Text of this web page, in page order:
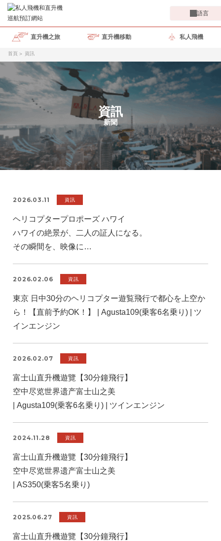
語言
直升機之旅 直升機移動 私人飛機
首頁 資訊
資訊
新聞
2026.03.11 資訊
ヘリコプタープロポーズ ハワイ
ハワイの絶景が、二人の証人になる。
その瞬間を、映像に…
2026.02.06 資訊
東京 日中30分のヘリコプター遊覧飛行で都心を上空か
ら！【直前予約OK！】 | Agusta109(乗客6名乗り) | ツ
インエンジン
2026.02.07 資訊
富士山直升機遊覽【30分鐘飛行】
空中尽览世界遗产富士山之美
| Agusta109(乗客6名乗り) | ツインエンジン
2024.11.28 資訊
富士山直升機遊覽【30分鐘飛行】
空中尽览世界遗产富士山之美
| AS350(乗客5名乗り)
2025.06.27 資訊
富士山直升機遊覽【30分鐘飛行】